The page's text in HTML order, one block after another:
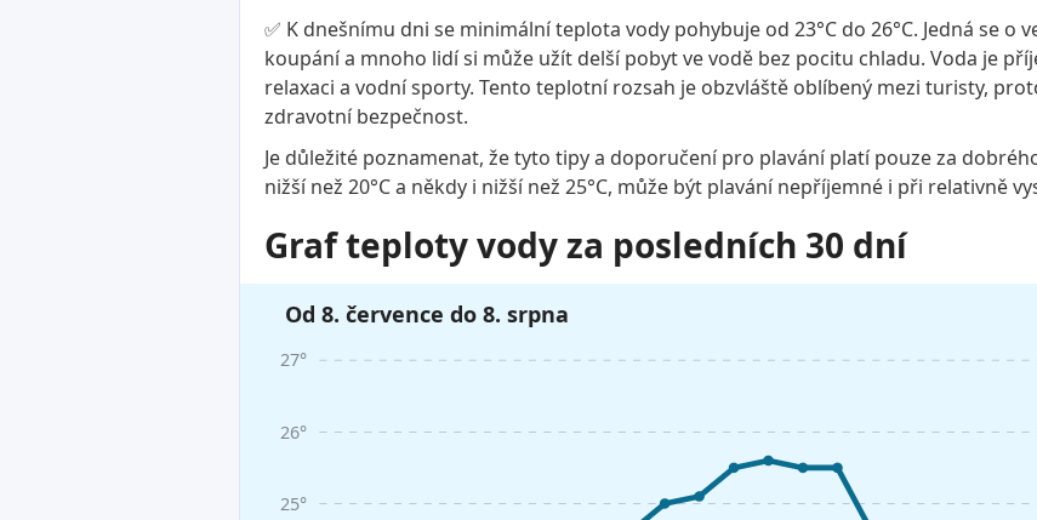
✅ K dnešnímu dni se minimální teplota vody pohybuje od 23°C do 26°C. Jedná se
koupání a mnoho lidí si může užít delší pobyt ve vodě bez pocitu chladu. Voda je
relaxaci a vodní sporty. Tento teplotní rozsah je obzvláště oblíbený mezi turisty,
zdravotní bezpečnost.
Je důležité poznamenat, že tyto tipy a doporučení pro plavání platí pouze za
nižší než 20°C a někdy i nižší než 25°C, může být plavání nepříjemné i při relativně
Graf teploty vody za posledních 30 dní
Od 8. července do 8. srpna
25°
26°
27°